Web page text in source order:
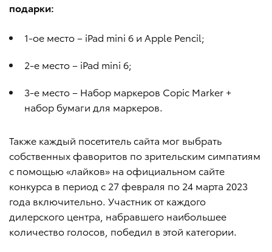
подарки:
1-ое место – iPad mini 6 и Apple Pencil;
2-е место – iPad mini 6;
3-е место – Набор маркеров Copic Marker +
набор бумаги для маркеров.
Также каждый посетитель сайта мог выбрать
собственных фаворитов по зрительским симпатиям
с помощью «лайков» на официальном сайте
конкурса в период с 27 февраля по 24 марта 2023
года включительно. Участник от каждого
дилерского центра, набравшего наибольшее
количество голосов, победил в этой категории.